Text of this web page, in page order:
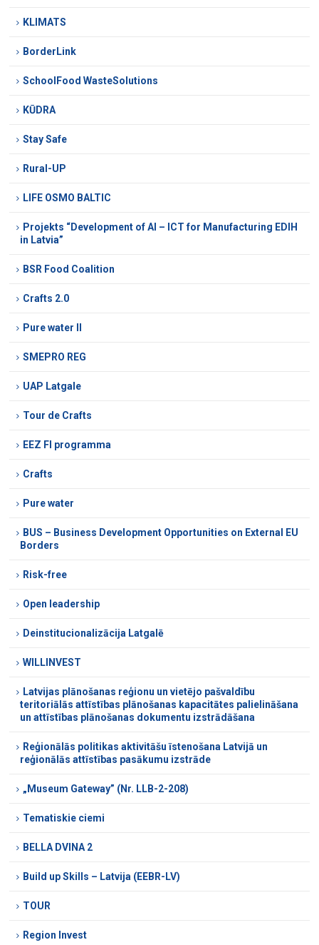
KLIMATS
BorderLink
SchoolFood WasteSolutions
KŪDRA
Stay Safe
Rural-UP
LIFE OSMO BALTIC
Projekts “Development of AI – ICT for Manufacturing EDIH
in Latvia”
BSR Food Coalition
Crafts 2.0
Pure water II
SMEPRO REG
UAP Latgale
Tour de Crafts
EEZ FI programma
Crafts
Pure water
BUS – Business Development Opportunities on External EU
Borders
Risk-free
Open leadership
Deinstitucionalizācija Latgalē
WILLINVEST
Latvijas plānošanas reģionu un vietējo pašvaldību
teritoriālās attīstības plānošanas kapacitātes palielināšana
un attīstības plānošanas dokumentu izstrādāšana
Reģionālās politikas aktivitāšu īstenošana Latvijā un
reģionālās attīstības pasākumu izstrāde
„Museum Gateway” (Nr. LLB-2-208)
Tematiskie ciemi
BELLA DVINA 2
Build up Skills – Latvija (EEBR-LV)
TOUR
Region Invest